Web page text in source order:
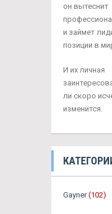
он вытеснит
и займет
позиции в
И их личная
ли скоро
изменится.
Gayner (102)